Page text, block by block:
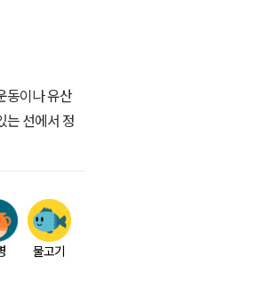
동이나 유산
는 선에서 정
물고기